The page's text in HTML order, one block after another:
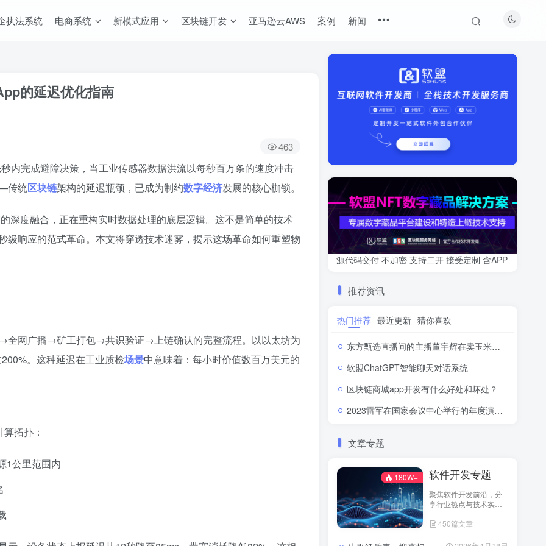
执法系统 电商系统 新模式应用 区块链开发 亚马逊云AWS 案例 新闻
的延迟优化指南
463
内完成避障决策，当工业传感器数据洪流以每秒百万条的速度冲击
传统区块链架构的延迟瓶颈，已成为制约数字经济发展的核心枷锁。
深度融合，正在重构实时数据处理的底层逻辑。这不是简单的技术
响应的范式革命。本文将穿透技术迷雾，揭示这场革命如何重塑物
全网广播→矿工打包→共识验证→上链确认的完整流程。以以太坊为
。这种延迟在工业质检场景中意味着：每小时价值数百万美元的
拓扑：
1公里范围内
—源代码交付 不加密 支持二开 接受定制 含APP—
推荐资讯
热门推荐 最近更新 猜你喜欢
东方甄选直播间的主播董宇辉在卖玉米时称“918是好日子”，此事引发网络热议。
软盟ChatGPT智能聊天对话系统
区块链商城app开发有什么好处和坏处？
2023雷军在国家会议中心举行的年度演讲全文：成长的经历和感悟
文章专题
180W+ 软件开发专题
聚焦软件开发前沿，分
享行业热点与技术实
450篇文章